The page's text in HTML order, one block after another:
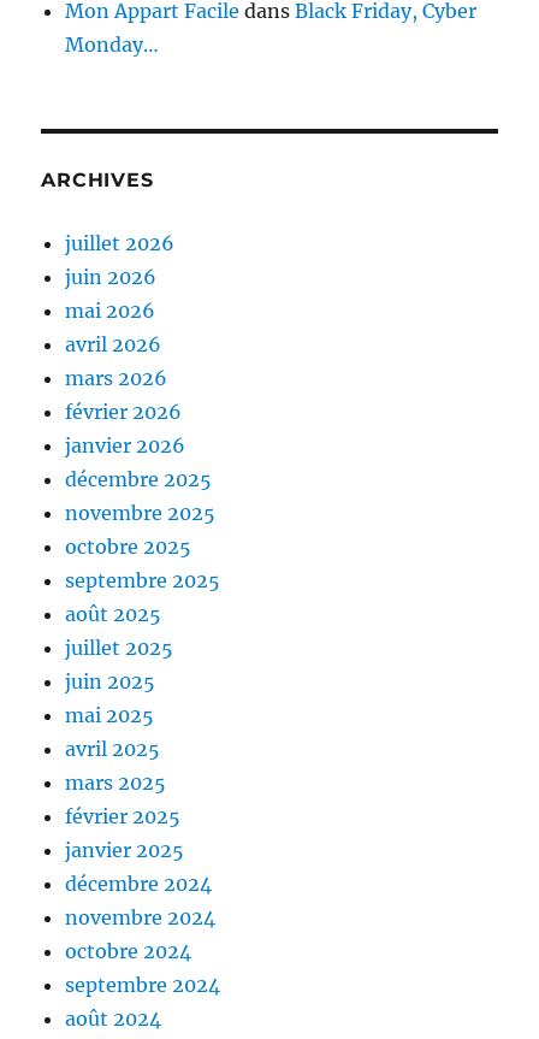
Mon Appart Facile dansBlack Friday, Cyber
Monday…
ARCHIVES
juillet 2026
juin 2026
mai 2026
avril 2026
mars 2026
février 2026
janvier 2026
décembre 2025
novembre 2025
octobre 2025
septembre 2025
août 2025
juillet 2025
juin 2025
mai 2025
avril 2025
mars 2025
février 2025
janvier 2025
décembre 2024
novembre 2024
octobre 2024
septembre 2024
août 2024